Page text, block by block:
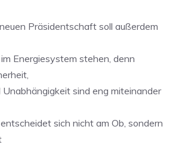
Präsidentschaft soll außerdem
Energiesystem stehen, denn
sind eng miteinander
sich nicht am Ob, sondern